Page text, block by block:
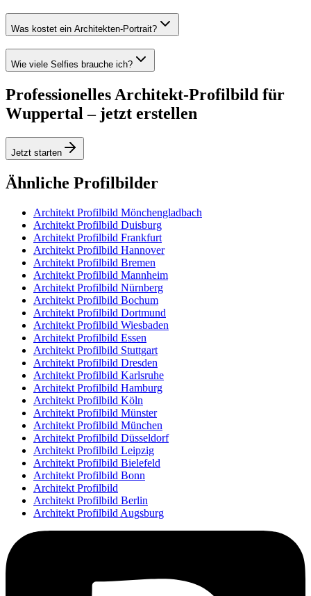
Was kostet ein Architekten-Portrait?
Wie viele Selfies brauche ich?
Professionelles Architekt-Profilbild für
Wuppertal – jetzt erstellen
Jetzt starten
Ähnliche Profilbilder
Architekt Profilbild Mönchengladbach
Architekt Profilbild Duisburg
Architekt Profilbild Frankfurt
Architekt Profilbild Hannover
Architekt Profilbild Bremen
Architekt Profilbild Mannheim
Architekt Profilbild Nürnberg
Architekt Profilbild Bochum
Architekt Profilbild Dortmund
Architekt Profilbild Wiesbaden
Architekt Profilbild Essen
Architekt Profilbild Stuttgart
Architekt Profilbild Dresden
Architekt Profilbild Karlsruhe
Architekt Profilbild Hamburg
Architekt Profilbild Köln
Architekt Profilbild Münster
Architekt Profilbild München
Architekt Profilbild Düsseldorf
Architekt Profilbild Leipzig
Architekt Profilbild Bielefeld
Architekt Profilbild Bonn
Architekt Profilbild
Architekt Profilbild Berlin
Architekt Profilbild Augsburg